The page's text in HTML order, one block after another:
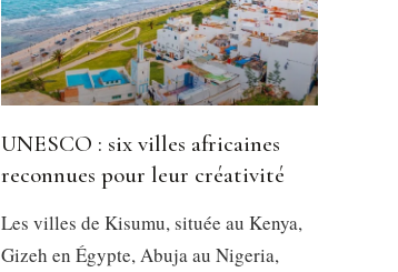
UNESCO : six villes africaines
reconnues pour leur créativité
Les villes de Kisumu, située au Kenya,
Gizeh en Égypte, Abuja au Nigeria,